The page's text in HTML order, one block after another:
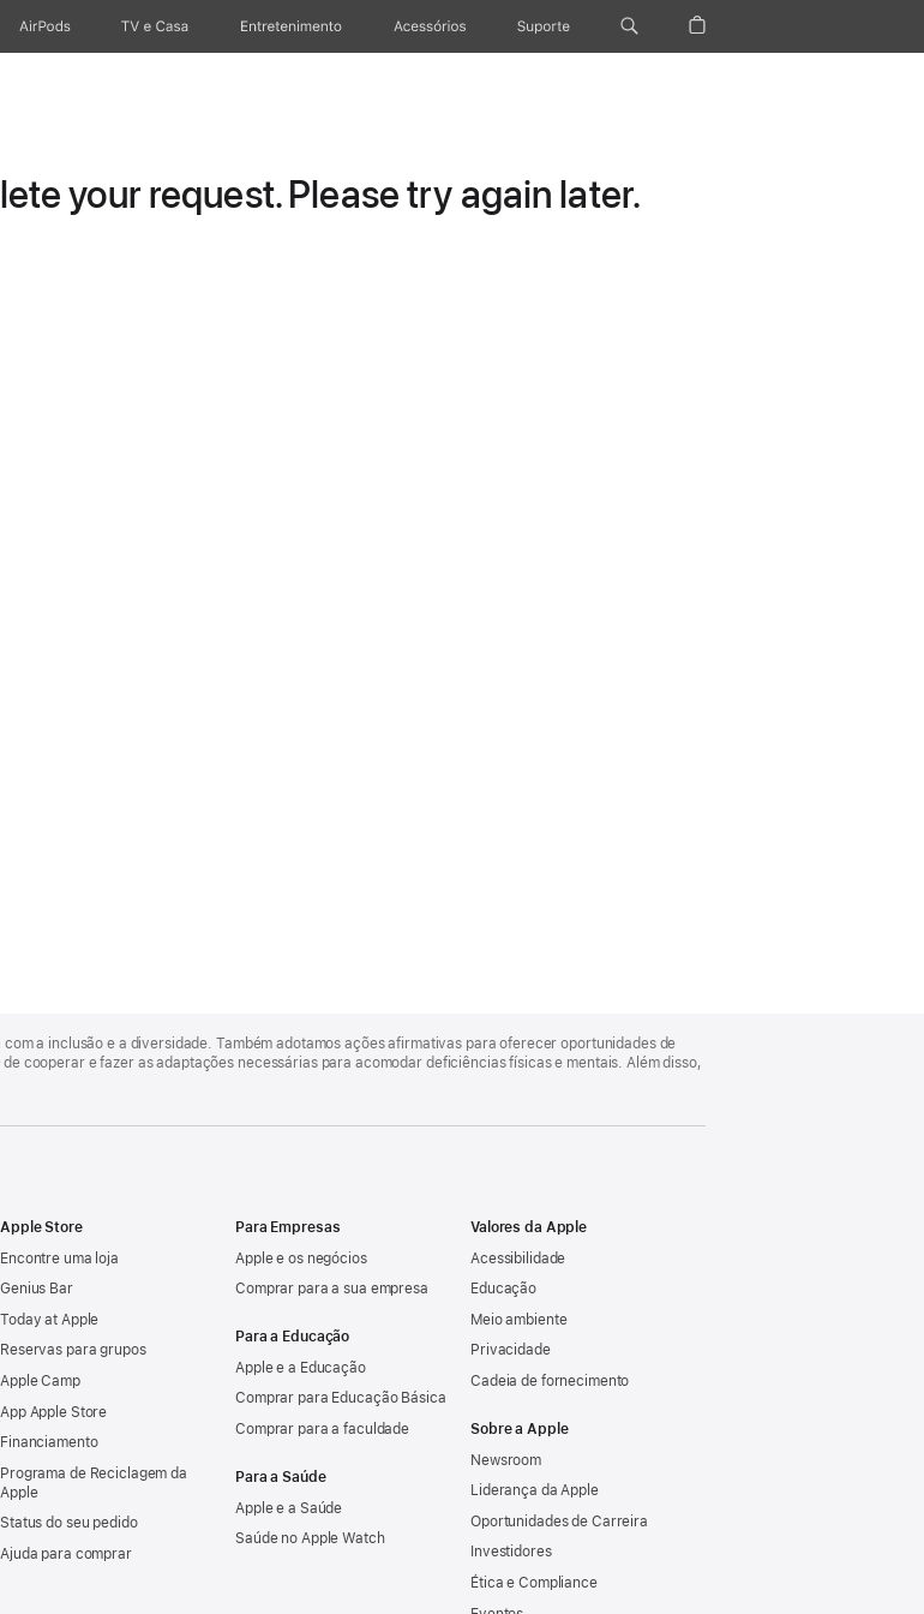
AirPods TV e Casa Entretenimento Acessórios Suporte
your request. Please try again later.
a inclusão e a diversidade. Também adotamos ações afirmativas para oferecer oportunidades de
cooperar e fazer as adaptações necessárias para acomodar deficiências físicas e mentais. Além disso,
Apple Store
Encontre uma loja
Genius Bar
Today at Apple
Reservas para grupos
Apple Camp
App Apple Store
Financiamento
Programa de Reciclagem da
Apple
Status do seu pedido
Ajuda para comprar
Para Empresas
Apple e os negócios
Comprar para a sua empresa
Para a Educação
Apple e a Educação
Comprar para Educação Básica
Comprar para a faculdade
Para a Saúde
Apple e a Saúde
Saúde no Apple Watch
Valores da Apple
Acessibilidade
Educação
Meio ambiente
Privacidade
Cadeia de fornecimento
Sobre a Apple
Newsroom
Liderança da Apple
Oportunidades de Carreira
Investidores
Ética e Compliance